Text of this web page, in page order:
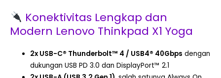
Konektivitas Lengkap dan
Modern Lenovo Thinkpad X1 Yoga
2x USB-C® Thunderbolt™ 4 / USB4® 40Gbps dengan
dukungan USB PD 3.0 dan DisplayPort™ 2.1